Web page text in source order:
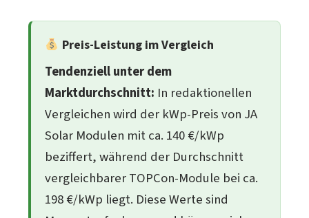
Preis-Leistung im Vergleich
Tendenziell unter dem
Marktdurchschnitt: In redaktionellen
Vergleichen wird der kWp-Preis von JA
Solar Modulen mit ca. 140 €/kWp
beziffert, während der Durchschnitt
vergleichbarer TOPCon-Module bei ca.
198 €/kWp liegt. Diese Werte sind